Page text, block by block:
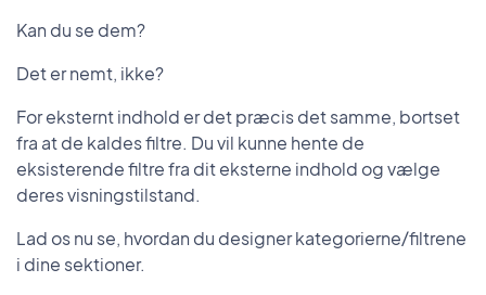
Kan du se dem?
Det er nemt, ikke?
For eksternt indhold er det præcis det samme, bortset
fra at de kaldes filtre. Du vil kunne hente de
eksisterende filtre fra dit eksterne indhold og vælge
deres visningstilstand.
Lad os nu se, hvordan du designer kategorierne/filtrene
i dine sektioner.